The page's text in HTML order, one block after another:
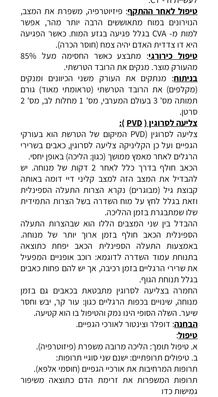
טיפול לאחר ההתקף: פיזיוטרפיה, משפרת את המצב,
הנוירונים במוח מתאוששים הרבה יותר מהר, אפשר
למות מ- CVA בגלל פגיעה בגזע המוח. כאשר הפגיעה
היא דו צדדית האדם יהיה צמח (חוסר הכרה).
טיפול כירורגי
: מתבצע כאשר החסימה מעל 85%
מהעורק מוצר. מנקים את הרובד הטרשתי.
בניתוח: מנתקים את העורק משני הכיוונים ומנקים
(מקלפים) את הרובד הטרשתי (טראומתי מאוד) גורם
תמותה מס' 3 בעולם המערבי, מס' 1 מחלות לב, מס' 2
סרטן.
צליעה לסרוגין ( PVD
):
צליעה לסרוגין (PVD המיקום של הטרשת הוא בעורקי
הגפיים ועל כן הקליניקה צליעה לסרוגין, כאבים בשרירי
הרגלים לאחר מאמץ ממושך (כגון: הליכה) באופן יחסי.
הכאב חולף בדרך כלל לאחר 2 דקות של מנוחה. יש
להבדיל את המצב הזה למצב קליני דיי דומה באותה
קבוצת גיל (מבוגרים) נקרא הצרות התעלה הספינלית
וזאת בגלל לחץ על מוח השדרה בשל הצרות התמידית
שלו שמתבגרת בזמן ההליכה.
ההבדל בין שני המצבים הללו הוא שבהצרות התעלה
הספינלית הכאב חולף בזמן ארוך יותר של מנוחה.
באמצעות התעלה הספינלית הכאב יפחת כתוצאה
בתנוחת עמוד השדרה לדוגמא: רוכב אופניים המפעיל
את שרירי הרגליים בזמן רכיבה, אך יש להם פחות כאבים
בגלל תנוחת הגוף.
החמרה בצליעה לסרוגין מתבטאת בכאבים גם בזמן
מנוחה, שינויים בכפות הרגליים כגון: עור קר, יבש וחסר
שיער. השלה הסופי הינו נמק והטיפול בו הוא קטיעה.
הבחנה: דופלר וצינטור לאורכי הגפיים.
טיפול:
א. טיפול תומך: הליכה מרובה משפרת (פיזוטרפיה).
ב. טיפולים תרופתיים: ישנם שני סוגיי תרופות:
תרופות המרחיבות את אורכיי הגפיים (חוסמי אלפא).
תרופות המשפרות את זרימת הדם כתוצאה משיפור
גמישות כדו